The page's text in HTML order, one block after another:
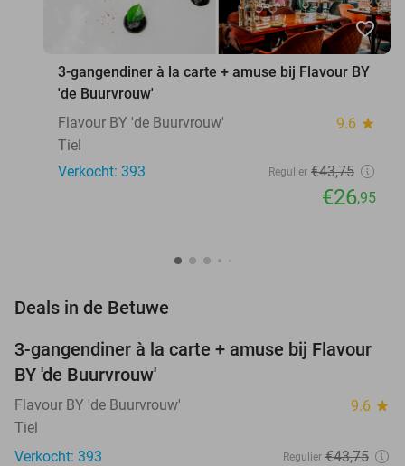
favorite_border
3-gangendiner à la carte + amuse bij Flavour BY
'de Buurvrouw'
Flavour BY 'de Buurvrouw'
9.6 star
Tiel
Verkocht: 393
Regulier €43,75
€26,95
Deals in de Betuwe
38%
3-gangendiner à la carte + amuse bij Flavour
BY 'de Buurvrouw'
Flavour BY 'de Buurvrouw' 9.6 star
Tiel
Verkocht: 393
Regulier €43,75